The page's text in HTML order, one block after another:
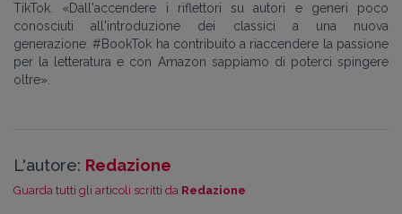
TikTok. «Dall'accendere i riflettori su autori e generi poco
conosciuti all'introduzione dei classici a una nuova
generazione #BookTok ha contribuito a riaccendere la passione
per la letteratura e con Amazon sappiamo di poterci spingere
oltre»
L'autore: Redazione
Guarda tutti gli articoli scritti da Redazione